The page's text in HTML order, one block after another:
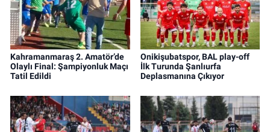
Kahramanmaraş 2. Amatör’de
Olaylı Final: Şampiyonluk Maçı
Tatil Edildi
Onikişubatspor, BAL play-off
İlk Turunda Şanlıurfa
Deplasmanına Çıkıyor